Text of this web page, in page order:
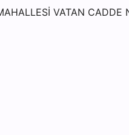
VATAN CADDE